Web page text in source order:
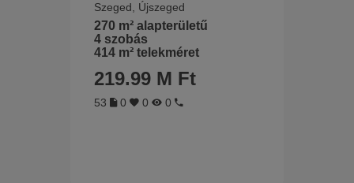
Szeged, Újszeged
270 m² alapterületű
4 szobás
414 m² telekméret
219.99 M Ft
53 0 0 0